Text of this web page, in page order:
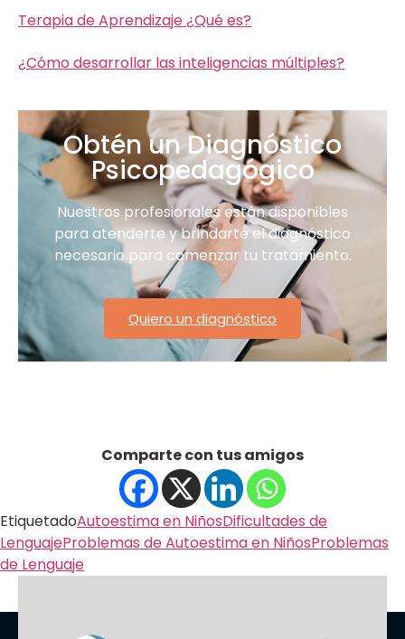
Terapia de Aprendizaje ¿Qué es?
¿Cómo desarrollar las inteligencias múltiples?
Obtén un Diagnóstico
Psicopedagógico
Nuestros profesionales están disponibles
para atenderte y brindarte el diagnóstico
necesario para comenzar tu tratamiento.
Quiero un diagnóstico
Comparte con tus amigos
EtiquetadoAutoestima en NiñosDificultades de
LenguajeProblemas de Autoestima en NiñosProblemas
de Lenguaje